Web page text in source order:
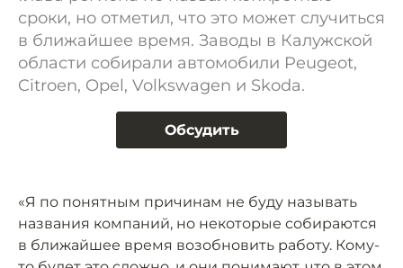
сроки, но отметил, что это может случиться
в ближайшее время. Заводы в Калужской
области собирали автомобили Peugeot,
Citroen, Opel, Volkswagen и Skoda.
Обсудить
«Я по понятным причинам не буду называть
названия компаний, но некоторые собираются
в ближайшее время возобновить работу. Кому-